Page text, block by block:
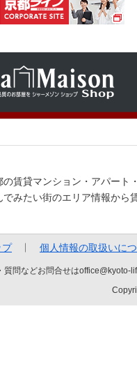
の賃貸マンション・アパート
でみたい街のエリア情報から
プ 個人情報の取扱いに
質問などお問合せは